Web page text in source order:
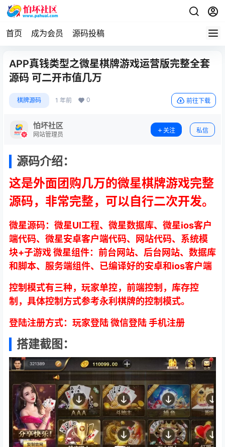
首页 成为会员 源码投稿
APP真钱类型之微星棋牌游戏运营版完整全套
源码 可二开市值几万
棋牌源码 1 年前 0 前往下载
怕坏社区
网站管理员
关注 私信
源码介绍：
这是外面团购几万的微星棋牌游戏完整
源码，非常完整，可以自行二次开发。
微星源码：微星UI工程、微星数据库、微星ios客户
端代码、微星安卓客户端代码、网站代码、系统模
块+子游戏 微星组件：前台网站、后台网站、数据库
和脚本、服务端组件、已编译好的安卓和ios客户端
控制模式有三种，玩家单控，前端控制，库存控
制，具体控制方式参考永利棋牌的控制模式。
登陆注册方式：玩家登陆 微信登陆 手机注册
搭建截图：